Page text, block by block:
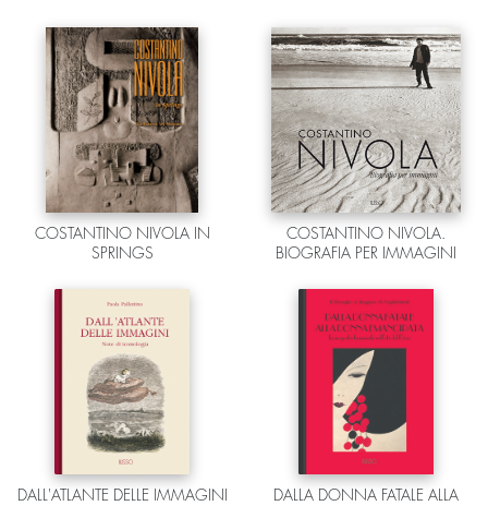
COSTANTINO NIVOLA IN
SPRINGS
COSTANTINO NIVOLA.
BIOGRAFIA PER IMMAGINI
DALL'ATLANTE DELLE IMMAGINI
DALLA DONNA FATALE ALLA